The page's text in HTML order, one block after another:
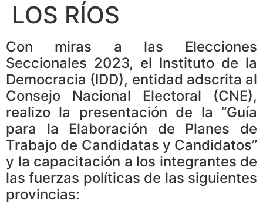
LOS RÍOS
Con miras a las Elecciones
Seccionales 2023, el Instituto de la
Democracia (IDD), entidad adscrita al
Consejo Nacional Electoral (CNE),
realizo la presentación de la “Guía
para la Elaboración de Planes de
Trabajo de Candidatas y Candidatos”
y la capacitación a los integrantes de
las fuerzas políticas de las siguientes
provincias: